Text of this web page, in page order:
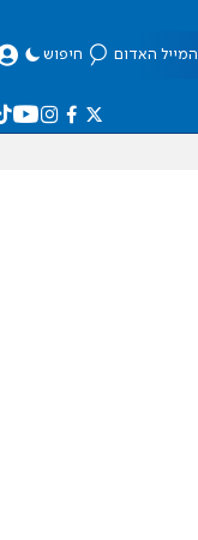
המייל האדום חיפוש